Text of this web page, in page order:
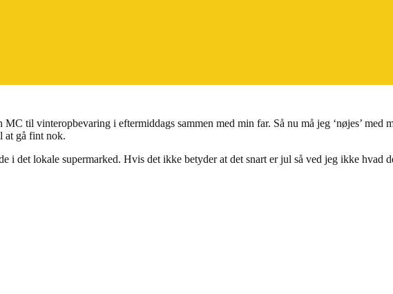
til vinteropbevaring i eftermiddags sammen med min far. Så nu må jeg ‘nøjes’ med
at gå fint nok.
i det lokale supermarked. Hvis det ikke betyder at det snart er jul så ved jeg ikke hvad